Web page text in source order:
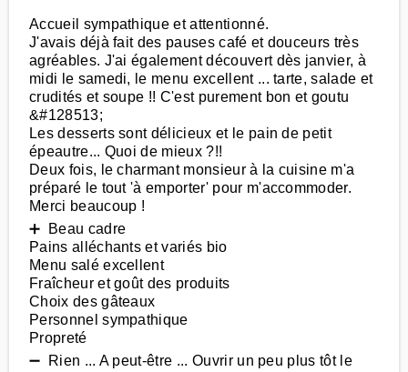
Accueil sympathique et attentionné.
J'avais déjà fait des pauses café et douceurs très
agréables. J'ai également découvert dès janvier, à
midi le samedi, le menu excellent ... tarte, salade et
crudités et soupe !! C'est purement bon et goutu
&#128513;
Les desserts sont délicieux et le pain de petit
épeautre... Quoi de mieux ?!!
Deux fois, le charmant monsieur à la cuisine m'a
préparé le tout 'à emporter' pour m'accommoder.
Merci beaucoup !
➕ Beau cadre
Pains alléchants et variés bio
Menu salé excellent
Fraîcheur et goût des produits
Choix des gâteaux
Personnel sympathique
Propreté
➖ Rien ... A peut-être ... Ouvrir un peu plus tôt le